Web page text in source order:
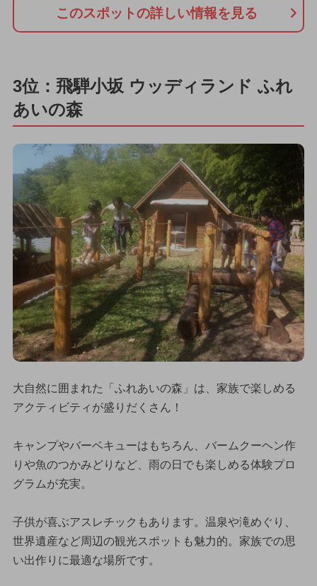
このスポットの詳しい情報を見る
3位：飛騨小坂 ウッディランド ふれ
あいの森
大自然に囲まれた「ふれあいの森」は、家族で楽しめる
アクティビティが盛りだくさん！
キャンプやバーベキューはもちろん、バームクーヘン作
りや魚のつかみどりなど、雨の日でも楽しめる体験プロ
グラムが充実。
子供が喜ぶアスレチックもあります。温泉や滝めぐり、
世界遺産など周辺の観光スポットも魅力的。家族での思
い出作りに最適な場所です。